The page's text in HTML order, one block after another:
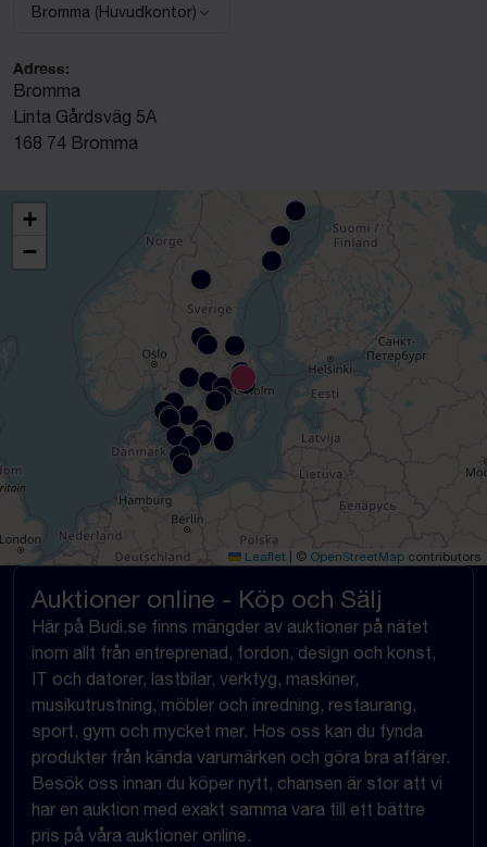
Välj anläggning:
Bromma (Huvudkontor)
Adress:
Bromma
Linta Gårdsväg 5A
168 74 Bromma
+
−
Leaflet © OpenStreetMap contributors
Auktioner online - Köp och Sälj
Här på Budi.se finns mängder av auktioner på nätet
inom allt från entreprenad, fordon, design och konst,
IT och datorer, lastbilar, verktyg, maskiner,
musikutrustning, möbler och inredning, restaurang,
sport, gym och mycket mer. Hos oss kan du fynda
produkter från kända varumärken och göra bra affärer.
Besök oss innan du köper nytt, chansen är stor att vi
har en auktion med exakt samma vara till ett bättre
pris på våra auktioner online.